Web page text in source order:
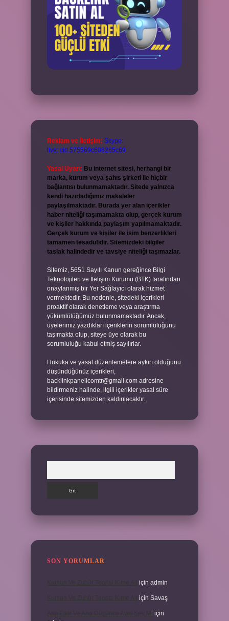
Reklam ve İletişim: Skype:
live:.cid.575569c608265c69
Yasal Uyarı: Bu internet sitesi, herhangi bir
marka, kurum veya şahıs şirketi ile hiçbir
bağlantısı bulunmamaktadır. Sitede yalnızca
kendi hazırladığımız makaleler
paylaşılmaktadır. Burada yer alan içerikler
haber niteliği taşımamakta olup, gerçek kurum
ve kişiler hakkında paylaşım yapılmamaktadır.
Gerçek kurum ve kişiler ile isim benzerlikleri
tamamen tesadüfidir. Sitemizdeki bilgiler
taslak halindedir ve tavsiye niteliği taşımazlar.
Sitemiz, 5651 Sayılı Kanun gereğince Bilgi
Teknolojileri ve İletişim Kurumu (BTK) tarafından
onaylanmış bir Yer Sağlayıcı olarak hizmet
vermektedir. Bu nedenle, sitedeki içerikleri
proaktif olarak denetleme veya araştırma
yükümlülüğümüz bulunmamaktadır. Ancak,
üyelerimiz yazdıkları içeriklerin sorumluluğunu
taşımakta olup, siteye üye olarak bu
sorumluluğu kabul etmiş sayılırlar.
Hukuka ve yasal düzenlemelere aykırı olduğunu
düşündüğünüz içerikleri,
backlinkpanelicomtr@gmail.com adresine
bildirmeniz halinde, ilgili içerikler yasal süre
içerisinde sitemizden kaldırılacaktır.
SON YORUMLAR
için admin
için Savaş
için